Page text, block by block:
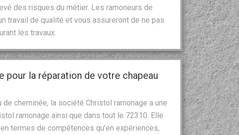
des risques du métier. Les ramoneurs de
travail de qualité et vous assureront de ne pas
les travaux.
pour la réparation de votre chapeau
cheminée, la société Christol ramonage a une
ramonage ainsi que dans tout le 72310. Elle
termes de compétences qu’en expériences,